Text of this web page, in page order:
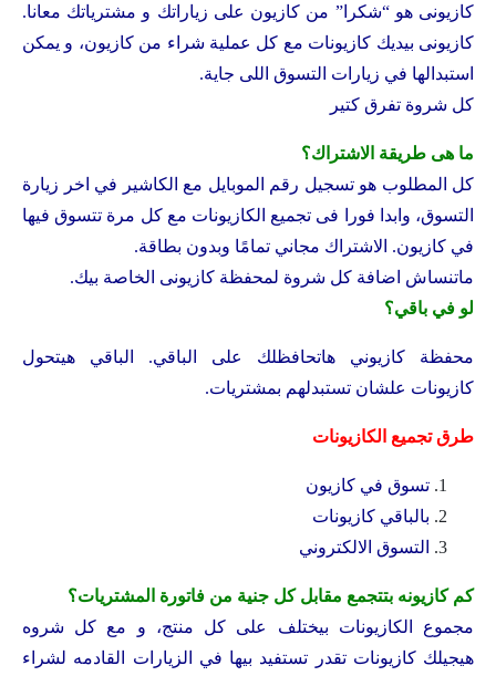
كازيونى هو “شكرا” من كازيون على زياراتك و مشترياتك معانا.
كازيونى بيديك كازيونات مع كل عملية شراء من كازيون، و يمكن
استبدالها في زيارات التسوق اللى جاية.
كل شروة تفرق كتير
ما هى طريقة الاشتراك؟
كل المطلوب هو تسجيل رقم الموبايل مع الكاشير في اخر زيارة
التسوق، وابدا فورا فى تجميع الكازيونات مع كل مرة تتسوق فيها
في كازيون. الاشتراك مجاني تمامًا وبدون بطاقة.
ماتنساش اضافة كل شروة لمحفظة كازيونى الخاصة بيك.
لو في باقي؟
محفظة كازيوني هاتحافظلك على الباقي. الباقي هيتحول
كازيونات علشان تستبدلهم بمشتريات.
طرق تجميع الكازيونات
تسوق في كازيون
بالباقي كازيونات
التسوق الالكتروني
كم كازيونه بتتجمع مقابل كل جنية من فاتورة المشتريات؟
مجموع الكازيونات بيختلف على كل منتج، و مع كل شروه
هيجيلك كازيونات تقدر تستفيد بيها في الزيارات القادمه لشراء